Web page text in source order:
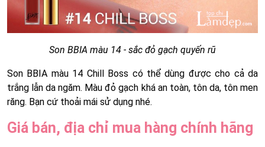
Son BBIA màu 14 - sắc đỏ gạch quyến rũ
Son BBIA màu 14 Chill Boss có thể dùng được cho cả da
trắng lẫn da ngăm. Màu đỏ gạch khá an toàn, tôn da, tôn men
răng. Bạn cứ thoải mái sử dụng nhé.
Giá bán, địa chỉ mua hàng chính hãng